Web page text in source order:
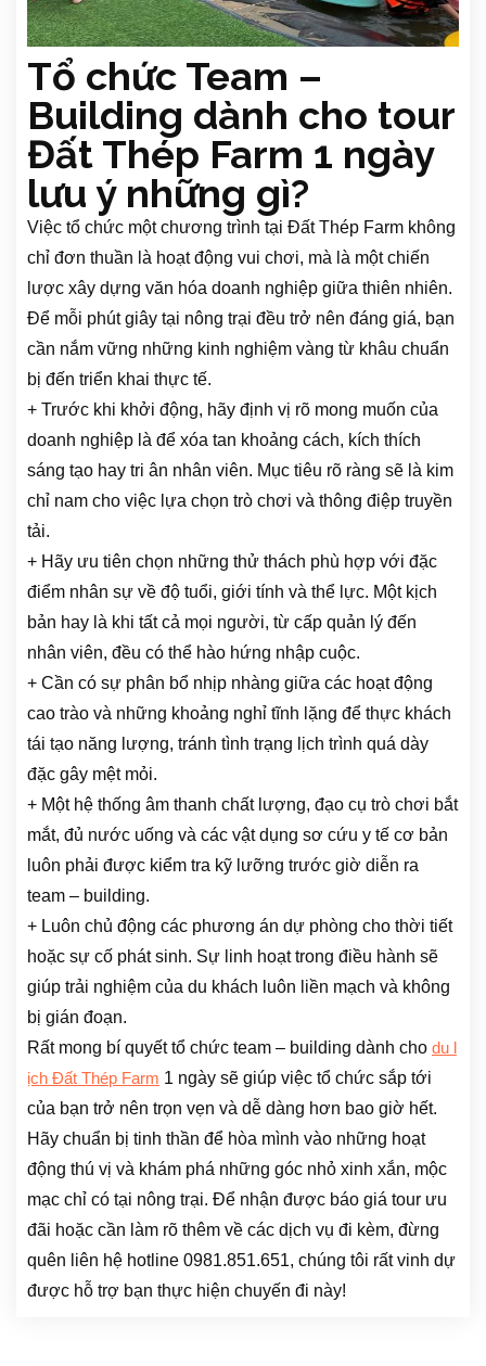
Tổ chức Team –
Building dành cho tour
Đất Thép Farm 1 ngày
lưu ý những gì?
Việc tổ chức một chương trình tại Đất Thép Farm không
chỉ đơn thuần là hoạt động vui chơi, mà là một chiến
lược xây dựng văn hóa doanh nghiệp giữa thiên nhiên.
Để mỗi phút giây tại nông trại đều trở nên đáng giá, bạn
cần nắm vững những kinh nghiệm vàng từ khâu chuẩn
bị đến triển khai thực tế.
+ Trước khi khởi động, hãy định vị rõ mong muốn của
doanh nghiệp là để xóa tan khoảng cách, kích thích
sáng tạo hay tri ân nhân viên. Mục tiêu rõ ràng sẽ là kim
chỉ nam cho việc lựa chọn trò chơi và thông điệp truyền
tải.
+ Hãy ưu tiên chọn những thử thách phù hợp với đặc
điểm nhân sự về độ tuổi, giới tính và thể lực. Một kịch
bản hay là khi tất cả mọi người, từ cấp quản lý đến
nhân viên, đều có thể hào hứng nhập cuộc.
+ Cần có sự phân bổ nhịp nhàng giữa các hoạt động
cao trào và những khoảng nghỉ tĩnh lặng để thực khách
tái tạo năng lượng, tránh tình trạng lịch trình quá dày
đặc gây mệt mỏi.
+ Một hệ thống âm thanh chất lượng, đạo cụ trò chơi bắt
mắt, đủ nước uống và các vật dụng sơ cứu y tế cơ bản
luôn phải được kiểm tra kỹ lưỡng trước giờ diễn ra
team – building.
+ Luôn chủ động các phương án dự phòng cho thời tiết
hoặc sự cố phát sinh. Sự linh hoạt trong điều hành sẽ
giúp trải nghiệm của du khách luôn liền mạch và không
bị gián đoạn.
Rất mong bí quyết tổ chức team – building dành cho du l
ịch Đất Thép Farm 1 ngày sẽ giúp việc tổ chức sắp tới
của bạn trở nên trọn vẹn và dễ dàng hơn bao giờ hết.
Hãy chuẩn bị tinh thần để hòa mình vào những hoạt
động thú vị và khám phá những góc nhỏ xinh xắn, mộc
mạc chỉ có tại nông trại. Để nhận được báo giá tour ưu
đãi hoặc cần làm rõ thêm về các dịch vụ đi kèm, đừng
quên liên hệ hotline 0981.851.651, chúng tôi rất vinh dự
được hỗ trợ bạn thực hiện chuyến đi này!